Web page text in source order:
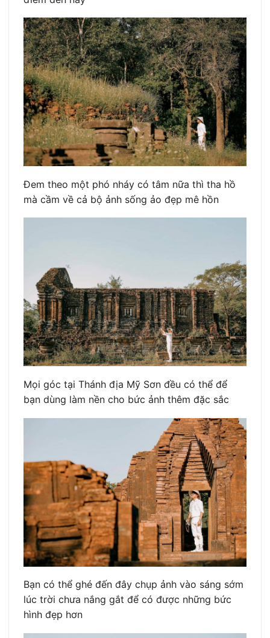
Đem theo một phó nháy có tâm nữa thì tha hồ
mà cầm về cả bộ ảnh sống ảo đẹp mê hồn
Mọi góc tại Thánh địa Mỹ Sơn đều có thể để
bạn dùng làm nền cho bức ảnh thêm đặc sắc
Bạn có thể ghé đến đây chụp ảnh vào sáng sớm
lúc trời chưa nắng gắt để có được những bức
hình đẹp hơn